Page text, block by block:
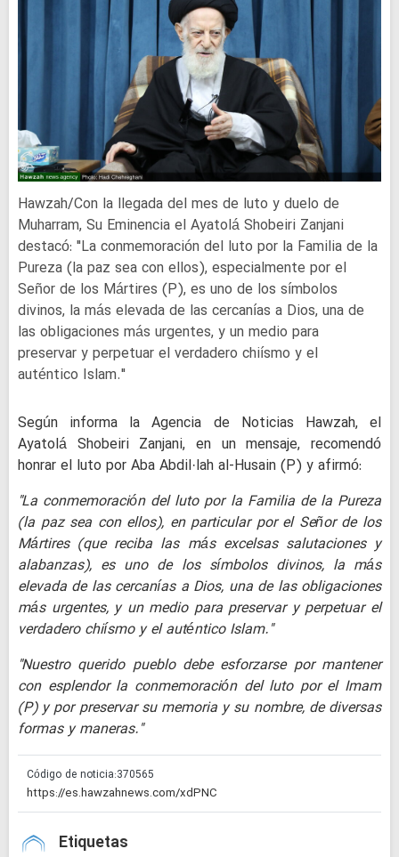
Hawzah/Con la llegada del mes de luto y duelo de
Muharram, Su Eminencia el Ayatolá Shobeiri Zanjani
destacó: "La conmemoración del luto por la Familia de la
Pureza (la paz sea con ellos), especialmente por el
Señor de los Mártires (P), es uno de los símbolos
divinos, la más elevada de las cercanías a Dios, una de
las obligaciones más urgentes, y un medio para
preservar y perpetuar el verdadero chiísmo y el
auténtico Islam."
Según informa la Agencia de Noticias Hawzah, el
Ayatolá Shobeiri Zanjani, en un mensaje, recomendó
honrar el luto por Aba Abdil·lah al-Husain (P) y afirmó:
"La conmemoración del luto por la Familia de la Pureza
(la paz sea con ellos), en particular por el Señor de los
Mártires (que reciba las más excelsas salutaciones y
alabanzas), es uno de los símbolos divinos, la más
elevada de las cercanías a Dios, una de las obligaciones
más urgentes, y un medio para preservar y perpetuar el
verdadero chiísmo y el auténtico Islam."
"Nuestro querido pueblo debe esforzarse por mantener
con esplendor la conmemoración del luto por el Imam
(P) y por preservar su memoria y su nombre, de diversas
formas y maneras."
Código de noticia:370565
Etiquetas